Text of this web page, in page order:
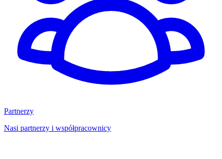
Partnerzy
Nasi partnerzy i współpracownicy